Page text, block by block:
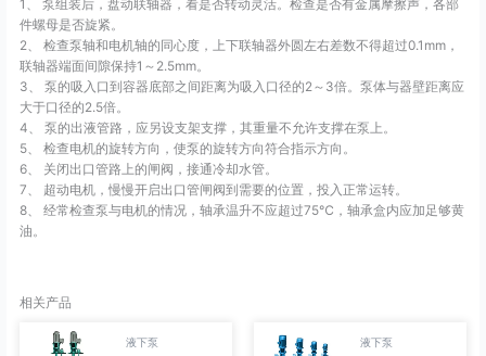
1、 泵组装后，盘动联轴器，看是否转动灵活。检查是否有金属摩擦声，各部
件螺母是否旋紧。
2、 检查泵轴和电机轴的同心度，上下联轴器外圆左右差数不得超过0.1mm，
联轴器端面间隙保持1～2.5mm。
3、 泵的吸入口到容器底部之间距离为吸入口径的2～3倍。泵体与器壁距离应
大于口径的2.5倍。
4、 泵的出液管路，应另设支架支撑，其重量不允许支撑在泵上。
5、 检查电机的旋转方向，使泵的旋转方向符合指示方向。
6、 关闭出口管路上的闸阀，接通冷却水管。
7、 超动电机，慢慢开启出口管闸阀到需要的位置，投入正常运转。
8、 经常检查泵与电机的情况，轴承温升不应超过75℃，轴承盒内应加足够黄
油。
相关产品
液下泵 液下泵